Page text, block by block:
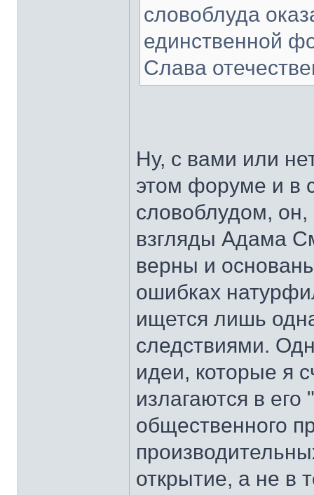
словоблуда
единственной
Слава
Ну, с вами или
этом форуме и в
словоблудом, он,
взгляды Адама
верны и
ошибках
ищется лишь
следствиями.
идеи, которые я
излагаются в
общественного
открытие, а не в